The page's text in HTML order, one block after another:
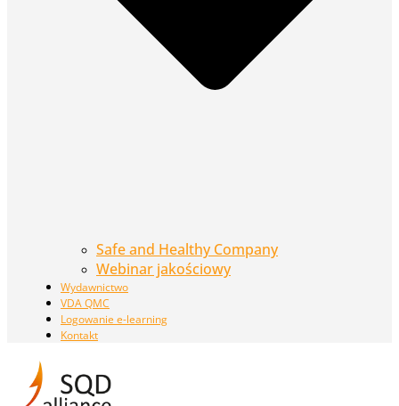
Safe and Healthy Company
Webinar jakościowy
Wydawnictwo
VDA QMC
Logowanie e-learning
Kontakt